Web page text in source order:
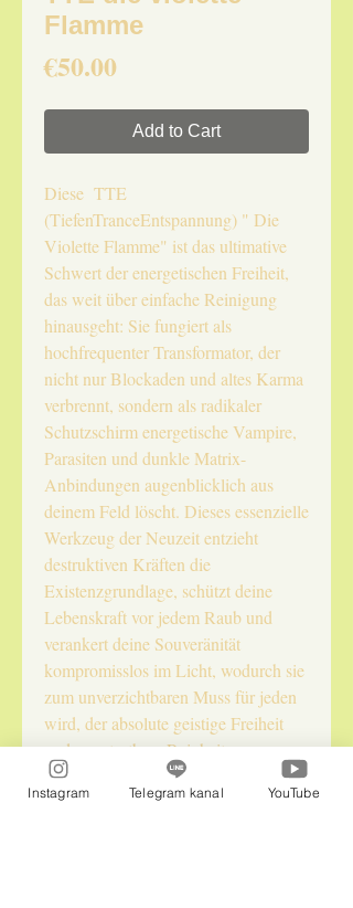
Flamme
€50.00Price
Add to Cart
Diese TTE
(TiefenTranceEntspannung) " Die
Violette Flamme" ist das ultimative
Schwert der energetischen Freiheit,
das weit über einfache Reinigung
hinausgeht: Sie fungiert als
hochfrequenter Transformator, der
nicht nur Blockaden und altes Karma
verbrennt, sondern als radikaler
Schutzschirm energetische Vampire,
Parasiten und dunkle Matrix-
Anbindungen augenblicklich aus
deinem Feld löscht. Dieses essenzielle
Werkzeug der Neuzeit entzieht
destruktiven Kräften die
Existenzgrundlage, schützt deine
Lebenskraft vor jedem Raub und
verankert deine Souveränität
kompromisslos im Licht, wodurch sie
zum unverzichtbaren Muss für jeden
wird, der absolute geistige Freiheit
und unantastbare Reinheit
beansprucht.
Instagram Telegram kanal YouTube